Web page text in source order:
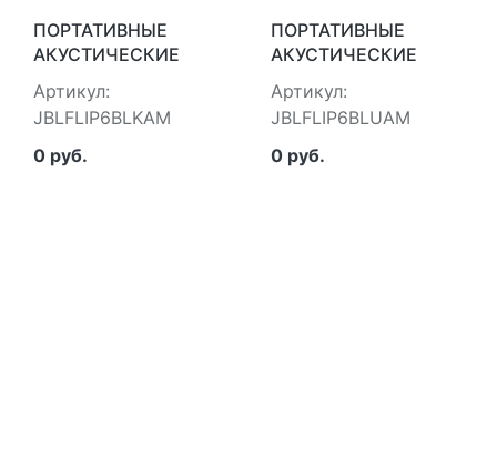
ПОРТАТИВНЫЕ
АКУСТИЧЕСКИЕ
СИСТЕМЫ JBL
JBLFLIP6BLKAM
Артикул:
JBLFLIP6BLKAM
0 руб.
ПОРТАТИВНЫЕ
АКУСТИЧЕСКИЕ
СИСТЕМЫ JBL
JBLFLIP6BLUAM
Артикул:
JBLFLIP6BLUAM
0 руб.